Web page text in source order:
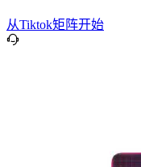
从Tiktok矩阵开始